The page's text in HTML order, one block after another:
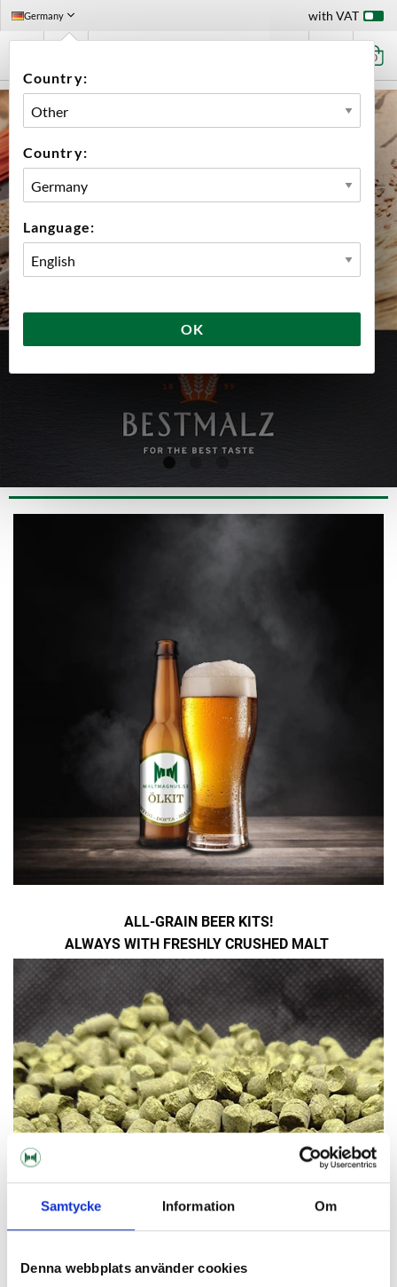
Samtycke Information Om
Denna webbplats använder cookies
Germany
Country:
Country:
Language:
OK
with VAT
0
ALL-GRAIN BEER KITS!
ALWAYS WITH FRESHLY CRUSHED MALT